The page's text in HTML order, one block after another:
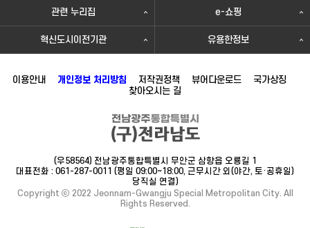
관련 누리집 e-쇼핑
혁신도시이전기관 유용한정보
이용안내 개인정보 처리방침 저작권정책 뷰어다운로드
국가상징
찾아오시는 길
(우58564) 전남광주통합특별시 무안군 삼향읍 오룡길 1
대표전화 : 061-287-0011 (평일 09:00~18:00, 근무시간 외(야간, 토·공휴일)
당직실 연결)
Copyright ⓒ 2022 Jeonnam-Gwangju Special Metropolitan City. All
Rights Reserved.